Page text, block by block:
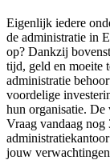
Eigenlijk iedere
de administratie in
op? Dankzij
tijd, geld en moeite
administratie
voordelige
hun organisatie. De
Vraag vandaag nog
jouw